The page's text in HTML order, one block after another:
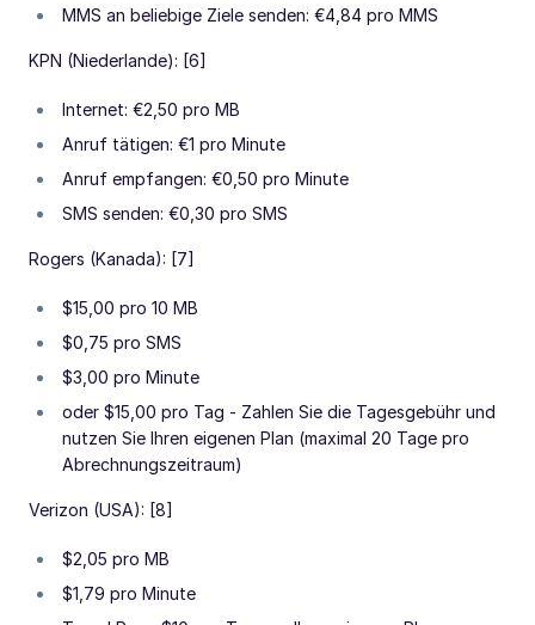
MMS an beliebige Ziele senden: €4,84 pro MMS
KPN (Niederlande): [6]
Internet: €2,50 pro MB
Anruf tätigen: €1 pro Minute
Anruf empfangen: €0,50 pro Minute
SMS senden: €0,30 pro SMS
Rogers (Kanada): [7]
$15,00 pro 10 MB
$0,75 pro SMS
$3,00 pro Minute
oder $15,00 pro Tag - Zahlen Sie die Tagesgebühr und
nutzen Sie Ihren eigenen Plan (maximal 20 Tage pro
Abrechnungszeitraum)
Verizon (USA): [8]
$2,05 pro MB
$1,79 pro Minute